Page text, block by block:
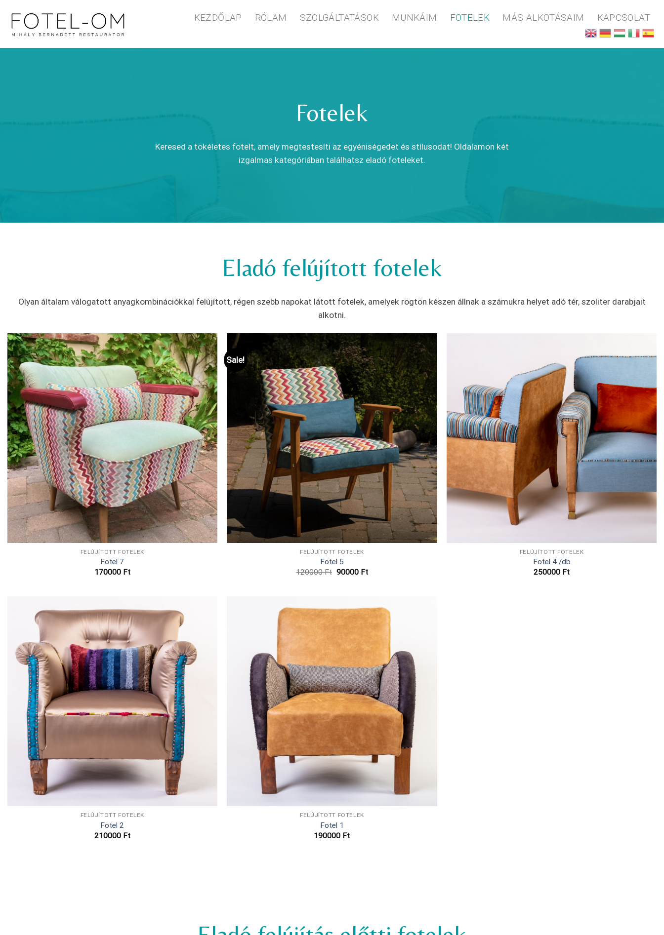
content
KEZDŐLAP RÓLAM SZOLGÁLTATÁSOK MUNKÁIM FOTELEK MÁS ALKOTÁSAIM KAPCSOLAT
Fotelek
Keresed a tökéletes fotelt, amely megtestesíti az egyéniségedet és stílusodat! Oldalamon két
izgalmas kategóriában találhatsz eladó foteleket.
Eladó felújított fotelek
Olyan általam válogatott anyagkombinációkkal felújított, régen szebb napokat látott fotelek, amelyek rögtön készen állnak a számukra helyet adó tér, szoliter darabjait
alkotni.
FELÚJÍTOTT FOTELEK
Fotel 7
170000 Ft
Sale!
FELÚJÍTOTT FOTELEK
Fotel 5
120000Ft 90000 Ft
FELÚJÍTOTT FOTELEK
Fotel 4 /db
250000 Ft
FELÚJÍTOTT FOTELEK
Fotel 2
210000 Ft
FELÚJÍTOTT FOTELEK
Fotel 1
190000 Ft